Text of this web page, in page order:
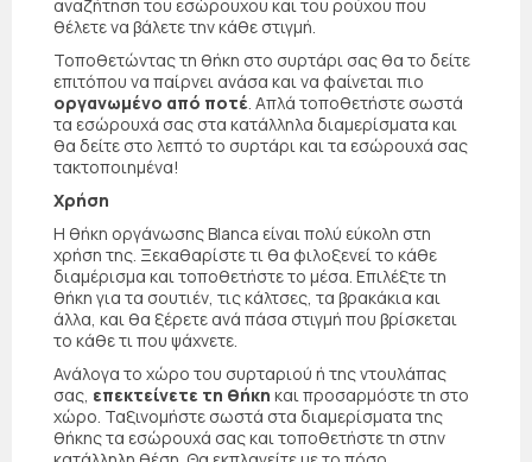
αναζήτηση του εσώρουχου και του ρούχου που
θέλετε να βάλετε την κάθε στιγμή.
Τοποθετώντας τη θήκη στο συρτάρι σας θα το δείτε
επιτόπου να παίρνει ανάσα και να φαίνεται πιο
οργανωμένο από ποτέ . Απλά τοποθετήστε σωστά
τα εσώρουχά σας στα κατάλληλα διαμερίσματα και
θα δείτε στο λεπτό το συρτάρι και τα εσώρουχά σας
τακτοποιημένα!
Χρήση
Η θήκη οργάνωσης Blanca είναι πολύ εύκολη στη
χρήση της. Ξεκαθαρίστε τι θα φιλοξενεί το κάθε
διαμέρισμα και τοποθετήστε το μέσα. Επιλέξτε τη
θήκη για τα σουτιέν, τις κάλτσες, τα βρακάκια και
άλλα, και θα ξέρετε ανά πάσα στιγμή που βρίσκεται
το κάθε τι που ψάχνετε.
Ανάλογα το χώρο του συρταριού ή της ντουλάπας
σας, επεκτείνετε τη θήκη και προσαρμόστε τη στο
χώρο. Ταξινομήστε σωστά στα διαμερίσματα της
θήκης τα εσώρουχά σας και τοποθετήστε τη στην